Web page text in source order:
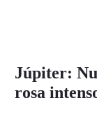
Júpiter:
rosa